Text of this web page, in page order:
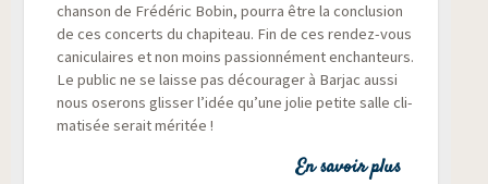
chan­son de Fré­dé­ric Bobin, pour­ra être la conclu­sion
de ces concerts du cha­pi­teau. Fin de ces ren­dez-vous
cani­cu­laires et non moins pas­sion­né­ment enchan­teurs.
Le public ne se laisse pas décou­ra­ger à Bar­jac aus­si
nous ose­rons glis­ser l’idée qu’une jolie petite salle cli­
ma­ti­sée serait méritée !
En savoir plus